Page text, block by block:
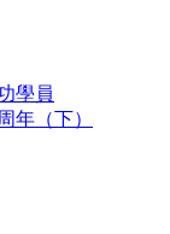
學員
年（下）